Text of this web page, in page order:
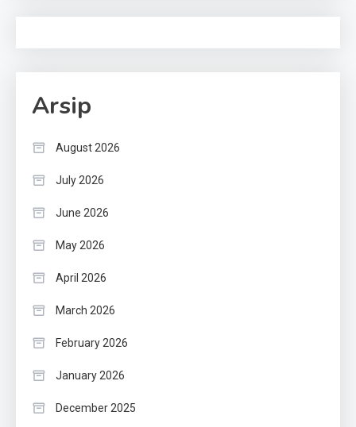
Arsip
August 2026
July 2026
June 2026
May 2026
April 2026
March 2026
February 2026
January 2026
December 2025